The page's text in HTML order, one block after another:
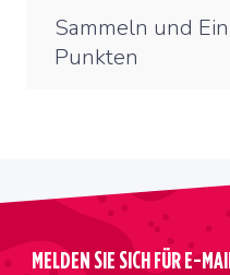
Sammeln und
Punkten
MELDEN SIE SICH FÜR E-